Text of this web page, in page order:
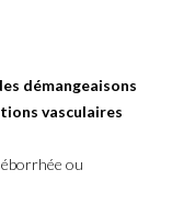
démangeaisons
vasculaires
ou